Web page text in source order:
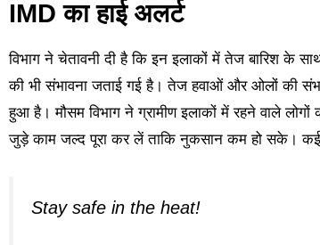
IMD का हाई अलर्ट
विभाग ने चेतावनी दी है कि इन इलाकों में तेज बारिश के
की भी संभावना जताई गई है। तेज हवाओं और ओलों की
हुआ है। मौसम विभाग ने ग्रामीण इलाकों में रहने वाले
जुड़े काम जल्द पूरा कर लें ताकि नुकसान कम हो सके। कई
Stay safe in the heat!